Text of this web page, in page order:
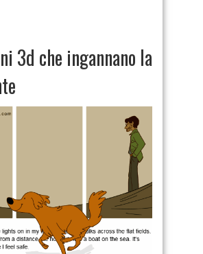
3d che ingannano la